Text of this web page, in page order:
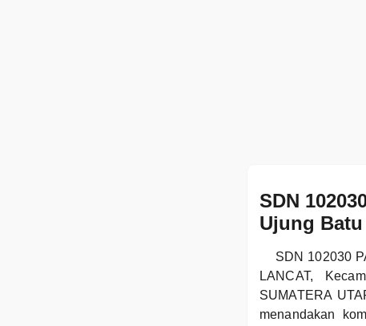
SDN
Ujung Batu
SDN 102030
LANCAT,
SUMATERA
menandakan